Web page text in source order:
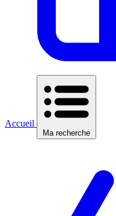
Accueil
Ma recherche